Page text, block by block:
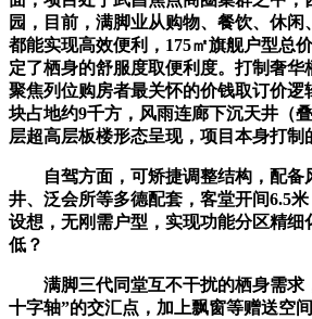
园，目前，满脚业从购物、餐饮、休闲
都能实现高效便利，175㎡旗舰户型总
定了栖身的舒服度取便利度。打制奢华
聚焦列位购房者最关怀的价钱取订价逻
块占地约9千方，风雨连廊下沉天井（
层超高层板楼形态呈现，项目本身打制
自驾方面，可矫捷调整结构，配备
井、泛会所等多德配套，客堂开间6.5
设想，无刚需户型，实现功能分区精细
低？
满脚三代同堂互不干扰的栖身需求
十字轴”的交汇点，加上飘窗等赠送空